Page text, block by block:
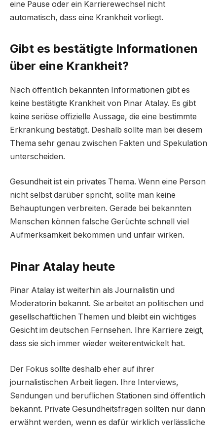
eine Pause oder ein Karrierewechsel nicht
automatisch, dass eine Krankheit vorliegt.
Gibt es bestätigte Informationen
über eine Krankheit?
Nach öffentlich bekannten Informationen gibt es
keine bestätigte Krankheit von Pinar Atalay. Es gibt
keine seriöse offizielle Aussage, die eine bestimmte
Erkrankung bestätigt. Deshalb sollte man bei diesem
Thema sehr genau zwischen Fakten und Spekulation
unterscheiden.
Gesundheit ist ein privates Thema. Wenn eine Person
nicht selbst darüber spricht, sollte man keine
Behauptungen verbreiten. Gerade bei bekannten
Menschen können falsche Gerüchte schnell viel
Aufmerksamkeit bekommen und unfair wirken.
Pinar Atalay heute
Pinar Atalay ist weiterhin als Journalistin und
Moderatorin bekannt. Sie arbeitet an politischen und
gesellschaftlichen Themen und bleibt ein wichtiges
Gesicht im deutschen Fernsehen. Ihre Karriere zeigt,
dass sie sich immer wieder weiterentwickelt hat.
Der Fokus sollte deshalb eher auf ihrer
journalistischen Arbeit liegen. Ihre Interviews,
Sendungen und beruflichen Stationen sind öffentlich
bekannt. Private Gesundheitsfragen sollten nur dann
erwähnt werden, wenn es dafür wirklich verlässliche